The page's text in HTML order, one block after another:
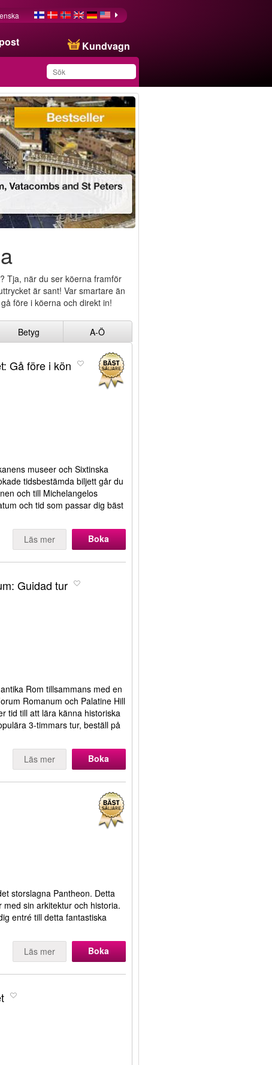
Kundvagn
Du har sparat produkten
i din lista
Tja, när du ser köerna framför
är sant! Var smartare än
före i köerna och direkt in!
Betyg A-Ö
Gå före i kön
museer och Sixtinska
tidsbestämda biljett går du
och till Michelangelos
och tid som passar dig bäst
Läs mer Boka
Guidad tur
Rom tillsammans med en
Romanum och Palatine Hill
tid till att lära känna historiska
3-timmars tur, beställ på
Läs mer Boka
storslagna Pantheon. Detta
sin arkitektur och historia.
entré till detta fantastiska
Läs mer Boka